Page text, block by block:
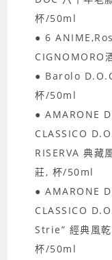
杯/50ml
● 6
CIGNOMORO
● Barolo
杯/50ml
● AMARONE
CLASSICO
RISERVA 典
莊, 杯/50ml
● AMARONE
CLASSICO
Strie” 經典風
杯/50ml